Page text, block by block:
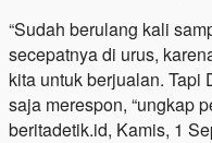
“Sudah berulang kali
secepatnya di urus,
kita untuk berjualan.
saja merespon, “ungkap
beritadetik.id, Kamis, 1